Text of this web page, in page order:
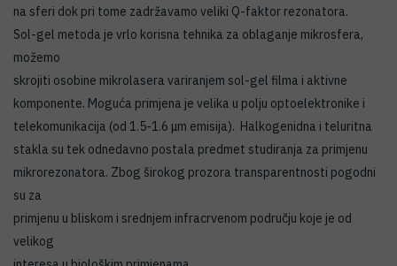
na sferi dok pri tome zadržavamo veliki Q-faktor rezonatora.
Sol-gel metoda je vrlo korisna tehnika za oblaganje mikrosfera,
možemo
skrojiti osobine mikrolasera variranjem sol-gel filma i aktivne
komponente. Moguća primjena je velika u polju optoelektronike i
telekomunikacija (od 1.5-1.6 μm emisija). Halkogenidna i teluritna
stakla su tek odnedavno postala predmet studiranja za primjenu
mikrorezonatora. Zbog širokog prozora transparentnosti pogodni
su za
primjenu u bliskom i srednjem infracrvenom području koje je od
velikog